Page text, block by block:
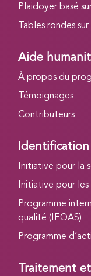
Plaidoyer basé
Tables rondes
Aide
À propos du
Témoignages
Contributeurs
Initiative pour la
Initiative pour les
Programme
qualité (IEQAS)
Programme
Traitement